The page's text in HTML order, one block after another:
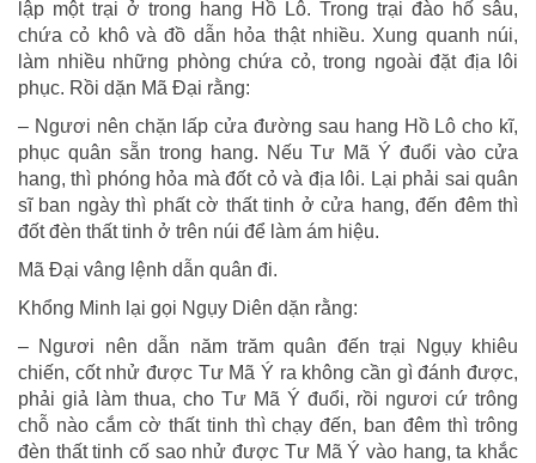
lập một trại ở trong hang Hồ Lô. Trong trại đào hố sâu,
chứa cỏ khô và đồ dẫn hỏa thật nhiều. Xung quanh núi,
làm nhiều những phòng chứa cỏ, trong ngoài đặt địa lôi
phục. Rồi dặn Mã Đại rằng:
– Ngươi nên chặn lấp cửa đường sau hang Hồ Lô cho kĩ,
phục quân sẵn trong hang. Nếu Tư Mã Ý đuổi vào cửa
hang, thì phóng hỏa mà đốt cỏ và địa lôi. Lại phải sai quân
sĩ ban ngày thì phất cờ thất tinh ở cửa hang, đến đêm thì
đốt đèn thất tinh ở trên núi để làm ám hiệu.
Mã Đại vâng lệnh dẫn quân đi.
Khổng Minh lại gọi Ngụy Diên dặn rằng:
– Ngươi nên dẫn năm trăm quân đến trại Ngụy khiêu
chiến, cốt nhử được Tư Mã Ý ra không cần gì đánh được,
phải giả làm thua, cho Tư Mã Ý đuổi, rồi ngươi cứ trông
chỗ nào cắm cờ thất tinh thì chạy đến, ban đêm thì trông
đèn thất tinh cố sao nhử được Tư Mã Ý vào hang, ta khắc